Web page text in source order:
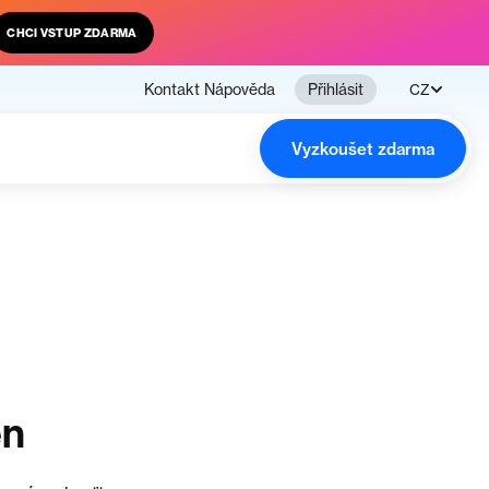
CHCI VSTUP ZDARMA
Kontakt Nápověda Přihlásit CZ
Vyzkoušet zdarma